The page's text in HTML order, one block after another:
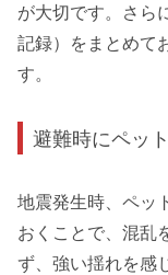
が大切です。さら
記録）をまとめて
す。
避難時にペッ
地震発生時、ペッ
おくことで、混乱
ず、強い揺れを感